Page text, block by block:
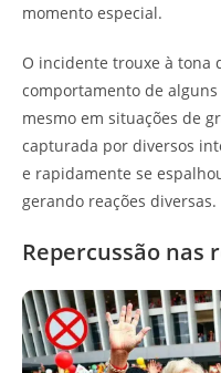
momento especial.
O incidente trouxe à tona
comportamento de
mesmo em situações de
capturada por diversos
e rapidamente se
gerando reações diversas.
Repercussão nas